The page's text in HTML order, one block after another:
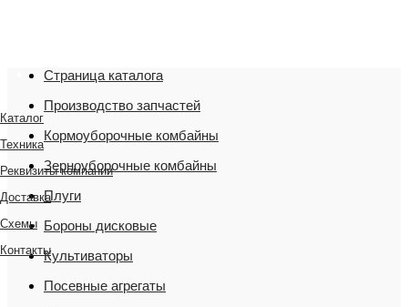
Каталог
Техника
Реквизиты компании
Доставка
Схемы
Контакты
Страница каталога
Производство запчастей
Кормоуборочные комбайны
Зерноуборочные комбайны
Плуги
Бороны дисковые
Культиваторы
Посевные агрегаты